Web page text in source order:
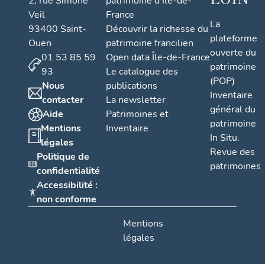
Veil
93400 Saint-
Ouen
01 53 85 59
93
Nous
contacter
Aide
Mentions
légales
Politique de
confidentialité
Accessibilité :
non conforme
France
Découvrir la richesse du
patrimoine francilien
Open data Île-de-France
Le catalogue des
publications
La newsletter
Patrimoines et
Inventaire
La
plateforme
ouverte du
patrimoine
(POP)
Inventaire
général du
patrimoine
In Situ.
Revue des
patrimoines
Mentions
légales